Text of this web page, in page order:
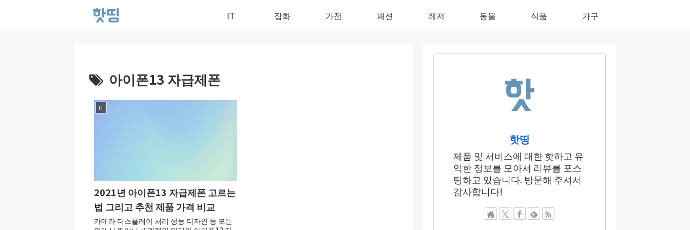
IT 잡화 가전 패션 레저 동물 식품 가구
아이폰13 자급제폰
IT
2021년 아이폰13 자급제폰 고르는
법 그리고 추천 제품 가격 비교
카메라 디스플레이 처리 성능 디자인 등 모든
핫띵
제품 및 서비스에 대한 핫하고 유
익한 정보를 모아서 리뷰를 포스
팅하고 있습니다. 방문해 주셔서
감사합니다!